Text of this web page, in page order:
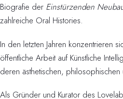
Biografie der Einstürzenden
zahlreiche Oral Histories.
In den letzten Jahren konzentrieren
öffentliche Arbeit auf Künstliche
deren ästhetischen,
Als Gründer und Kurator des